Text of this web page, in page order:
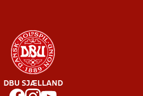
DBU SJÆLLAND